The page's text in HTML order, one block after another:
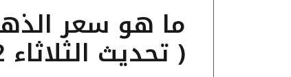
( تحديث الثلاثاء 12 مايو الساعة 10:55 مساءً )